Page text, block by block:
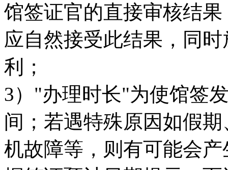
馆签证官的直接审核结
应自然接受此结果，同
利；
3）"办理时长"为使馆签
间；若遇特殊原因如假
机故障等，则有可能会